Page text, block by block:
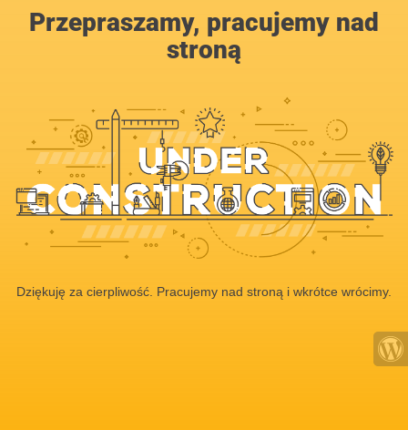
Przepraszamy, pracujemy nad
stroną
Dziękuję za cierpliwość. Pracujemy nad stroną i wkrótce wrócimy.